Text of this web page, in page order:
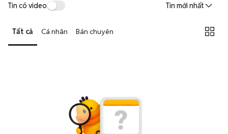
Tin có video Tin mới nhất
Tất cả Cá nhân Bán chuyên